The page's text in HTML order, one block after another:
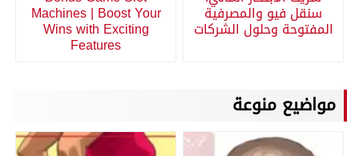
سنقل فيو والمصرفية
المفتوحة وحلول الشركات
Machines | Boost Your
Wins with Exciting
Features
مواضيع منوعة